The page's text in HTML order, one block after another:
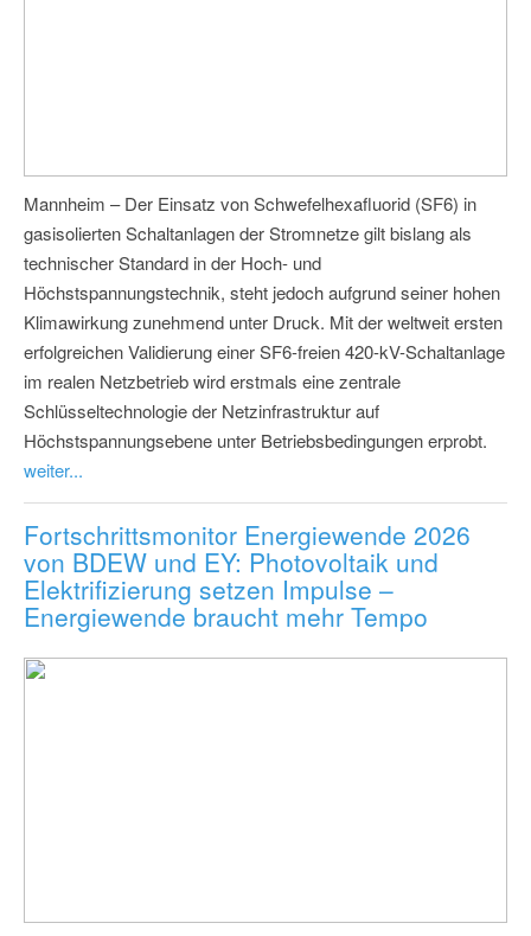
Mannheim – Der Einsatz von Schwefelhexafluorid (SF6) in
gasisolierten Schaltanlagen der Stromnetze gilt bislang als
technischer Standard in der Hoch- und
Höchstspannungstechnik, steht jedoch aufgrund seiner hohen
Klimawirkung zunehmend unter Druck. Mit der weltweit ersten
erfolgreichen Validierung einer SF6-freien 420-kV-Schaltanlage
im realen Netzbetrieb wird erstmals eine zentrale
Schlüsseltechnologie der Netzinfrastruktur auf
Höchstspannungsebene unter Betriebsbedingungen erprobt.
weiter...
Fortschrittsmonitor Energiewende 2026
von BDEW und EY: Photovoltaik und
Elektrifizierung setzen Impulse –
Energiewende braucht mehr Tempo